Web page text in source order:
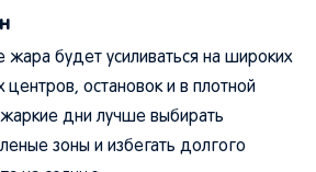
жара будет усиливаться на широких
центров, остановок и в плотной
дни лучше выбирать
зоны и избегать долгого